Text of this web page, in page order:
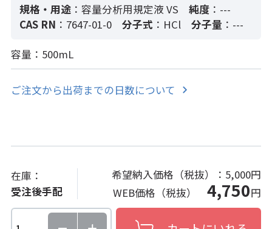
規格・用途 ：容量分析用規定液 VS 純度：---
CAS RN ：7647-01-0 分子式 ：HCl 分子量 ：---
容量：500mL
ご注文から出荷までの日数について
在庫：
受注後手配
希望納入価格（税抜）： 5,000円
WEB価格（税抜）4,750円